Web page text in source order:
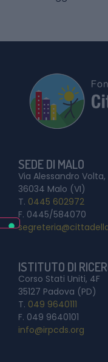
SEDE DI MALO
Via Alessandro Volta,
36034 Malo (VI)
T. 0445 602972
F. 0445/584070
ISTITUTO DI
Corso Stati Uniti, 4F
35127 Padova (PD)
T. 049 9640111
F. 049 9640101
info@irpcds.org